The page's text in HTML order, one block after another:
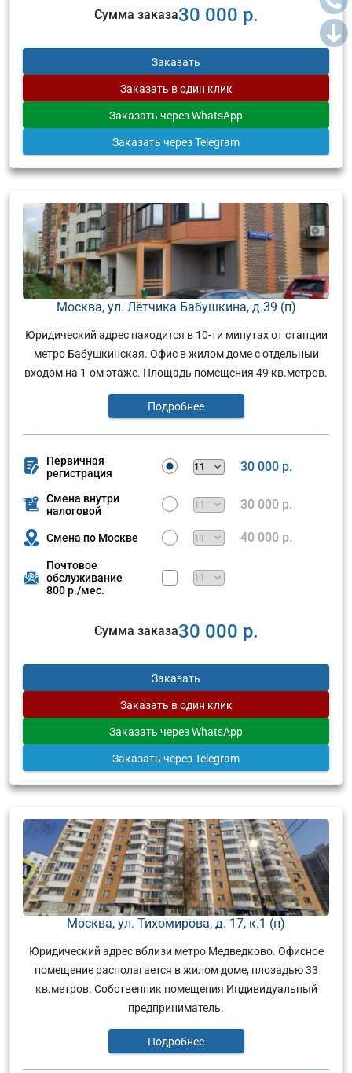
Сумма заказа30 000 р.
Заказать
Заказать в один клик
Заказать через WhatsApp
Заказать через Telegram
Москва, ул. Лётчика Бабушкина, д.39 (п)
Юридический адрес находится в 10-ти минутах от станции
метро Бабушкинская. Офис в жилом доме с отдельныи
входом на 1-ом этаже. Площадь помещения 49 кв.метров.
Подробнее
Первичная
регистрация
30 000 р.
Смена внутри
налоговой
30 000 р.
Смена по Москве 40 000 р.
Почтовое
обслуживание
800 р./мес.
Сумма заказа30 000 р.
Заказать
Заказать в один клик
Заказать через WhatsApp
Заказать через Telegram
Москва, ул. Тихомирова, д. 17, к.1 (п)
Юридический адрес вблизи метро Медведково. Офисное
помещение располагается в жилом доме, плозадью 33
кв.метров. Собственник помещения Индивидуальный
предприниматель.
Подробнее